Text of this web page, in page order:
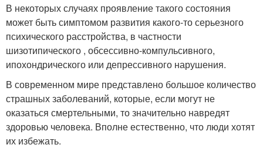
В некоторых случаях проявление такого состояния
может быть симптомом развития какого-то серьезного
психического расстройства, в частности
шизотипического , обсессивно-компульсивного,
ипохондрического или депрессивного нарушения.
В современном мире представлено большое количество
страшных заболеваний, которые, если могут не
оказаться смертельными, то значительно навредят
здоровью человека. Вполне естественно, что люди хотят
их избежать.